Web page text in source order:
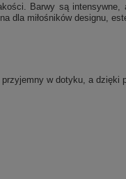
Barwy są
dla miłośników designu,
przyjemny w dotyku, a